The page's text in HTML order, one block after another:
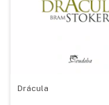
Drácula